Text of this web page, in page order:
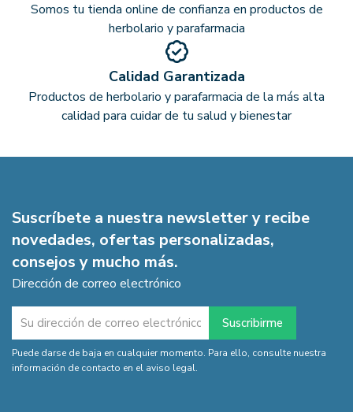
Somos tu tienda online de confianza en productos de
herbolario y parafarmacia
Calidad Garantizada
Productos de herbolario y parafarmacia de la más alta
calidad para cuidar de tu salud y bienestar
Suscríbete a nuestra newsletter y recibe
novedades, ofertas personalizadas,
consejos y mucho más.
Dirección de correo electrónico
Puede darse de baja en cualquier momento. Para ello, consulte nuestra
información de contacto en el aviso legal.